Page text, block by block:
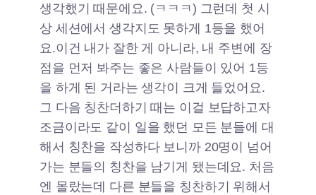
생각했기 때문에요. (ㅋㅋㅋ) 그런데 첫 시
상 세션에서 생각지도 못하게 1등을 했어
요.이건 내가 잘한 게 아니라, 내 주변에 장
점을 먼저 봐주는 좋은 사람들이 있어 1등
을 하게 된 거라는 생각이 크게 들었어요.
그 다음 칭찬더하기 때는 이걸 보답하고자
조금이라도 같이 일을 했던 모든 분들에 대
해서 칭찬을 작성하다 보니까 20명이 넘어
가는 분들의 칭찬을 남기게 됐는데요. 처음
엔 몰랐는데 다른 분들을 칭찬하기 위해서